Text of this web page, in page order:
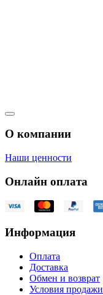
О компании
Наши ценности
Онлайн оплата
Информация
Оплата
Доставка
Обмен и возврат
Условия продажи